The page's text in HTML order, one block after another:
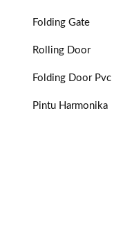
Folding Gate
Rolling Door
Folding Door Pvc
Pintu Harmonika